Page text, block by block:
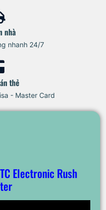
nhà
nhanh 24/7
thẻ
- Master Card
Electronic Rush